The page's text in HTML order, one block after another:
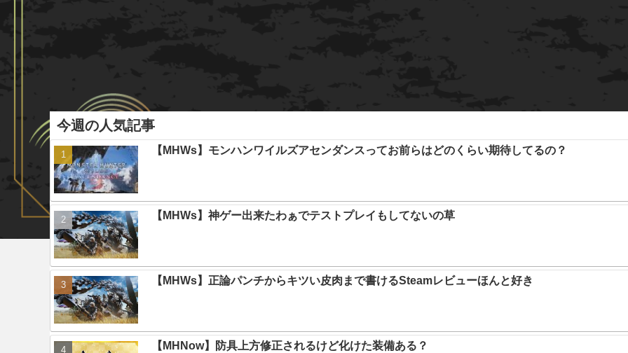
今週の人気記事
【MHWs】モンハンワイルズアセンダンスってお前らはどのくらい期待してるの？
【MHWs】神ゲー出来たわぁでテストプレイもしてないの草
【MHWs】正論パンチからキツい皮肉まで書けるSteamレビューほんと好き
【MHNow】防具上方修正されるけど化けた装備ある？